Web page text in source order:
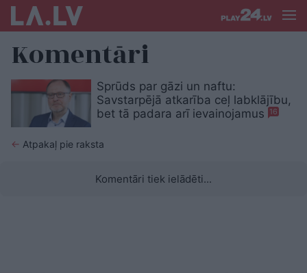
Komentāri
Sprūds par gāzi un naftu:
Savstarpējā atkarība ceļ labklājību,
bet tā padara arī ievainojamus
16
← Atpakaļ pie raksta
Komentāri tiek ielādēti...